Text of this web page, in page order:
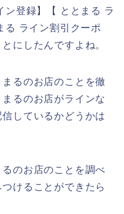
ン登録】【 ととまる ラ
る ライン割引クーポ
にしたんですよね。
るのお店のことを徹
るのお店がラインな
しているかどうかは
のお店のことを調べ
けることができたら